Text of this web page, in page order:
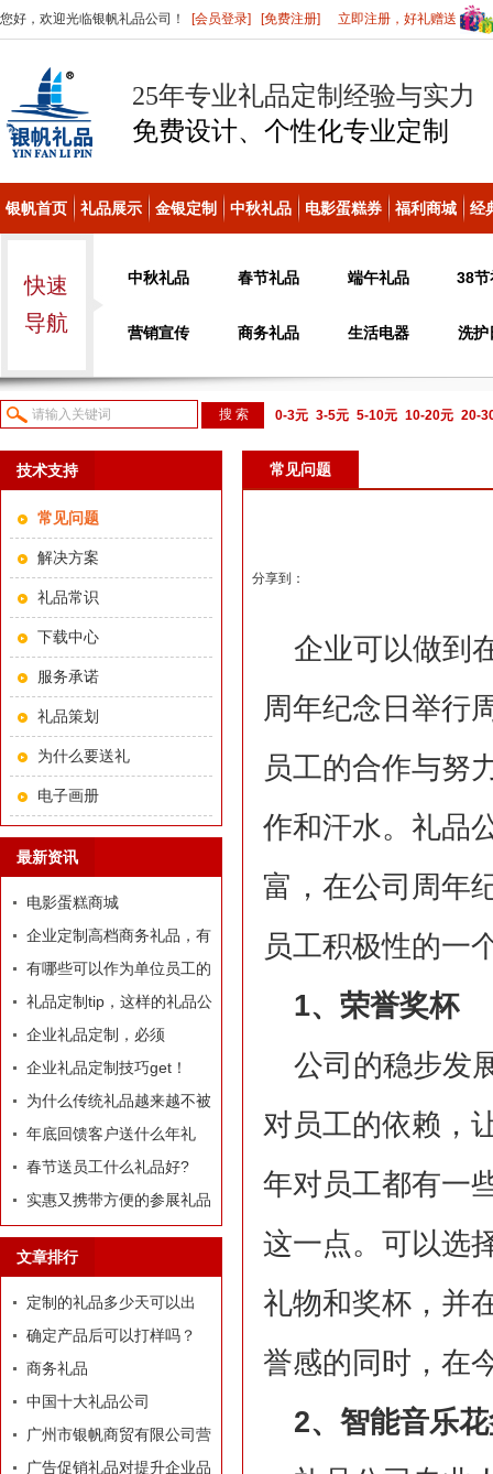
您好，欢迎光临银帆礼品公司！ [会员登录] [免费注册] 立即注册，好礼赠送
25年专业礼品定制经验与实力
免费设计、个性化专业定制
银帆首页 礼品展示 金银定制 中秋礼品 电影蛋糕券 福利商城 经
快速
导航
中秋礼品 春节礼品 端午礼品 38节
营销宣传 商务礼品 生活电器 洗护
0-3元 3-5元 5-10元 10-20元 20-
议或电话咨询
技术支持
常见问题
解决方案
礼品常识
下载中心
服务承诺
礼品策划
为什么要送礼
电子画册
最新资讯
电影蛋糕商城
企业定制高档商务礼品，有
哪些推荐？
有哪些可以作为单位员工的
定制礼品？
礼品定制tip，这样的礼品公
司我才爱！
企业礼品定制，必须
有“里”、有“面”
企业礼品定制技巧get！
为什么传统礼品越来越不被
选择了
年底回馈客户送什么年礼
好?
春节送员工什么礼品好?
实惠又携带方便的参展礼品
文章排行
定制的礼品多少天可以出
货？
确定产品后可以打样吗？
商务礼品
中国十大礼品公司
广州市银帆商贸有限公司营
业执照
广告促销礼品对提升企业品
常见问题
分享到：
企业可以做到
周年纪念日举行
员工的合作与努
作和汗水。礼品
富，在公司周年
员工积极性的一
1、荣誉奖杯
公司的稳步发
对员工的依赖，
年对员工都有一
这一点。可以选
礼物和奖杯，并
誉感的同时，在
2、智能音乐